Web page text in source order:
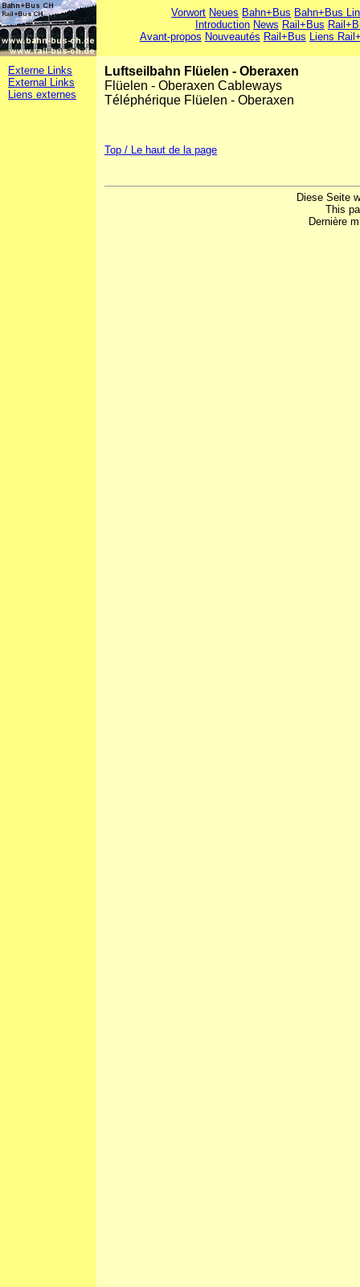
Vorwort Neues Bahn+Bus Bahn+Bus
Introduction News Rail+Bus
Avant-propos Nouveautés Rail+Bus Liens
Externe Links
External Links
Liens externes
Luftseilbahn Flüelen - Oberaxen
Flüelen - Oberaxen Cableways
Téléphérique Flüelen - Oberaxen
Top / Le haut de la page
Diese Seite
This
Dernière